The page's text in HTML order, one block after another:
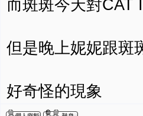
而斑斑今天對CAT
但是晚上妮妮跟斑
好奇怪的現象